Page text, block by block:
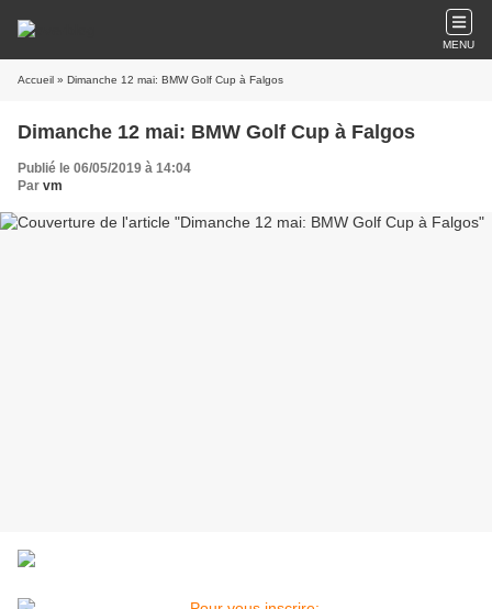
MENU
Accueil » Dimanche 12 mai: BMW Golf Cup à Falgos
Dimanche 12 mai: BMW Golf Cup à Falgos
Publié le 06/05/2019 à 14:04
Par vm